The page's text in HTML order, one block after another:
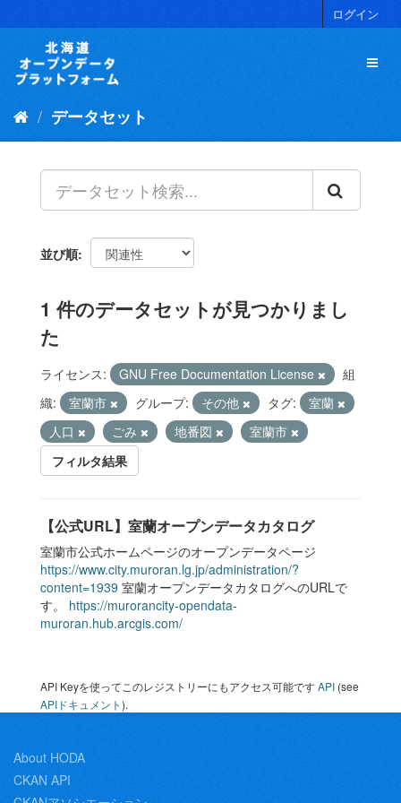
キ
ログイン
データセット
並び順
1 件のデータセットが見つかりまし
た
ライセンス: GNU Free Documentation License
組
織:
室蘭市 グループ: その他 タグ:
室蘭
人口
ごみ 地番図
室蘭市
フィルタ結果
【公式URL】室蘭オープンデータカタログ
室蘭市公式ホームページのオープンデータページ
https://www.city.muroran.lg.jp/administration/?
content=1939 室蘭オープンデータカタログへのURLで
す。 https://murorancity-opendata-
muroran.hub.arcgis.com/
API Keyを使ってこのレジストリーにもアクセス可能ですAPI (see
APIドキュメント).
About HODA
CKAN API